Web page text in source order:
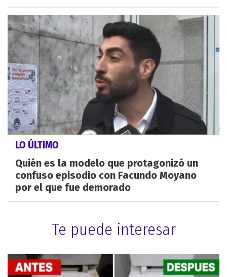
LO ÚLTIMO
Quién es la modelo que protagonizó un
confuso episodio con Facundo Moyano
por el que fue demorado
Te puede interesar